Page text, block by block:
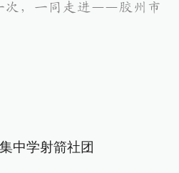
次，一同走进——胶州市
中学射箭社团